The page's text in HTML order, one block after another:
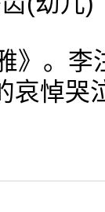
。李
哀悼哭